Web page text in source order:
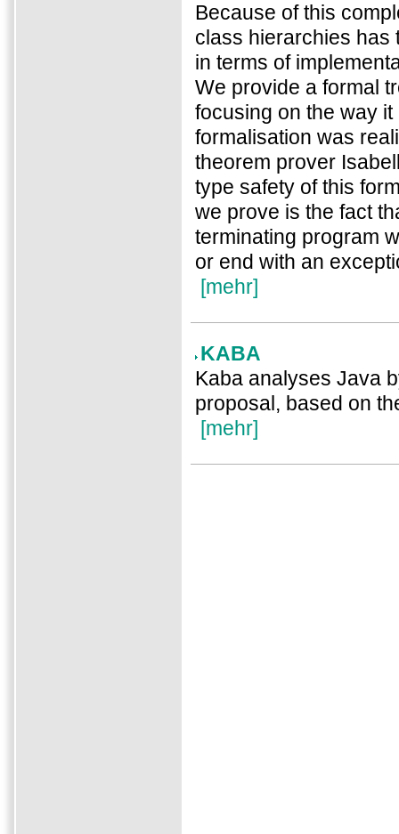
Because of this
class hierarchies has
in terms of
We provide a formal
focusing on the way
formalisation was
theorem prover
type safety of this
we prove is the fact
terminating program
or end with an
[mehr]
KABA
Kaba analyses Java
proposal, based on
[mehr]